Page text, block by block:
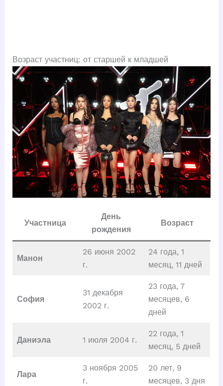
Возраст участниц: от старшей к младшей
Участница
День
рождения
Возраст
Манон
26 июня 2002
г.
24 года, 1
месяц, 11 дней
София
31 декабря
2002 г.
23 года, 7
месяцев, 6
дней
Даниэла 1 июля 2004 г.
22 года, 1
месяц, 5 дней
Лара
3 ноября 2005
г.
20 лет, 9
месяцев, 3 дня